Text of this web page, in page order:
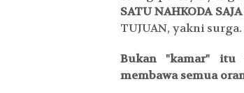
SATU NAHKODA
TUJUAN, yakni surga.
Bukan "kamar" itu
membawa semua